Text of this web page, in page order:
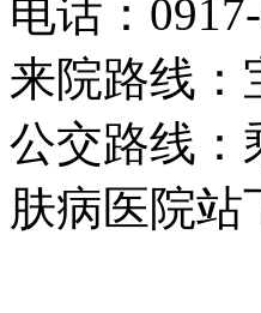
电话：
来院路线：
公交路线：
肤病医院站